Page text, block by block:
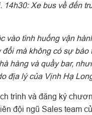
14h30: Xe bus về đến
vào tình huống vận
đổi mà không có sự báo
hàng và quầy bar,
địa lý của Vịnh Hạ
trình và đăng ký
đội ngũ Sales team